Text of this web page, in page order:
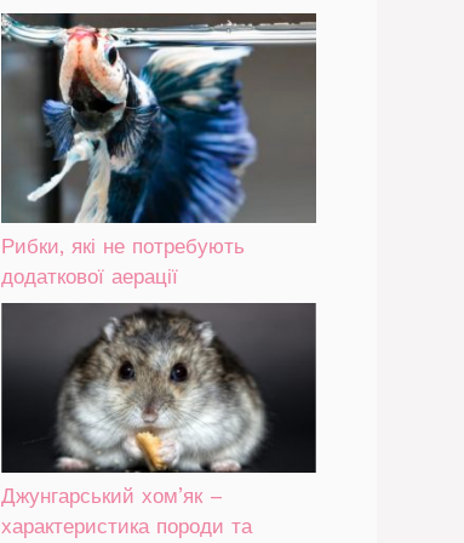
Рибки, які не потребують
додаткової аерації
Джунгарський хом’як –
характеристика породи та